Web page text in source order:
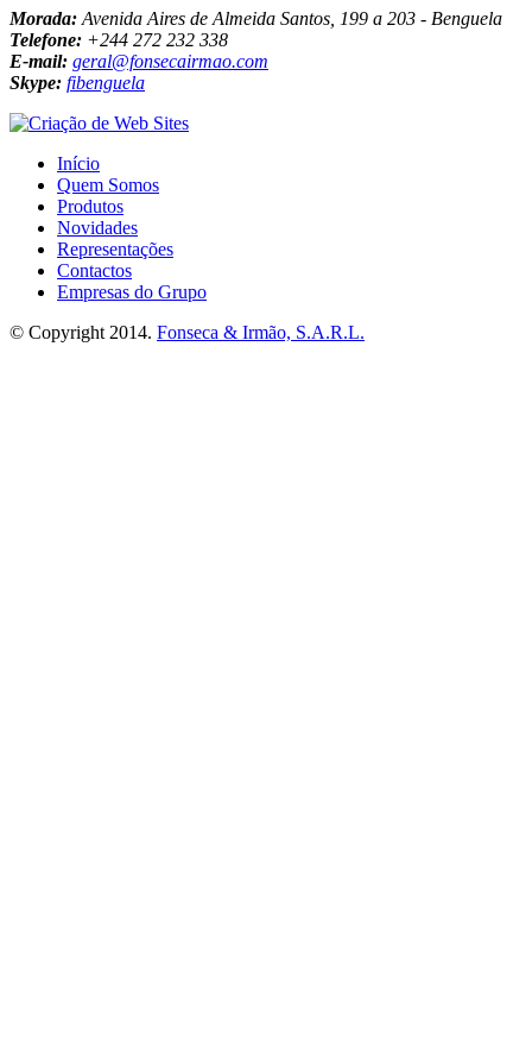
Morada: Avenida Aires de Almeida Santos, 199 a 203 - Benguela
Telefone: +244 272 232 338
E-mail: geral@fonsecairmao.com
Skype: fibenguela
Início
Quem Somos
Produtos
Novidades
Representações
Contactos
Empresas do Grupo
© Copyright 2014. Fonseca & Irmão, S.A.R.L.